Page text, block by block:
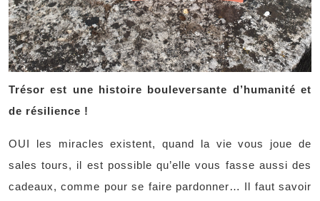
Trésor est une histoire bouleversante d’humanité et
de résilience !
OUI les miracles existent, quand la vie vous joue de
sales tours, il est possible qu’elle vous fasse aussi des
cadeaux, comme pour se faire pardonner… Il faut savoir